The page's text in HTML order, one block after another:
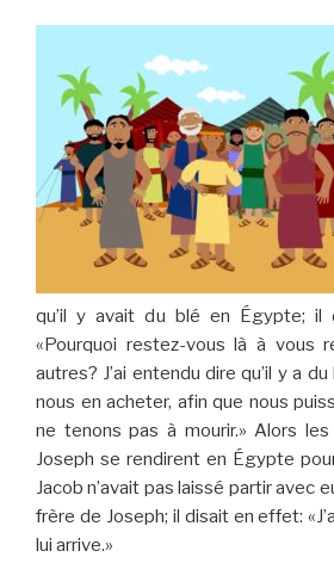
qu’il y avait du blé en Égypte;
«Pourquoi restez-vous là à vous
autres? J’ai entendu dire qu’il y a
nous en acheter, afin que nous
ne tenons pas à mourir.» Alors
Joseph se rendirent en Égypte
Jacob n’avait pas laissé partir avec
frère de Joseph; il disait en effet:
lui arrive.»